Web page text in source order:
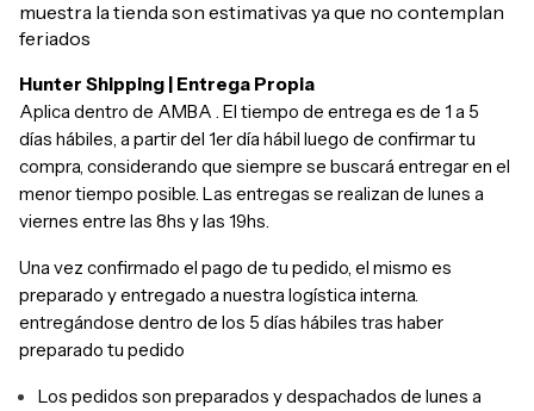
muestra la tienda son estimativas ya que no contemplan
feriados
Hunter Shipping | Entrega Propia
Aplica dentro de AMBA . El tiempo de entrega es de 1 a 5
días hábiles, a partir del 1er día hábil luego de confirmar tu
compra, considerando que siempre se buscará entregar en el
menor tiempo posible. Las entregas se realizan de lunes a
viernes entre las 8hs y las 19hs.
Una vez confirmado el pago de tu pedido, el mismo es
preparado y entregado a nuestra logística interna.
entregándose dentro de los 5 días hábiles tras haber
preparado tu pedido
Los pedidos son preparados y despachados de lunes a